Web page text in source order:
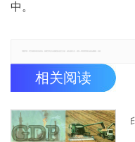
中。
相关阅读